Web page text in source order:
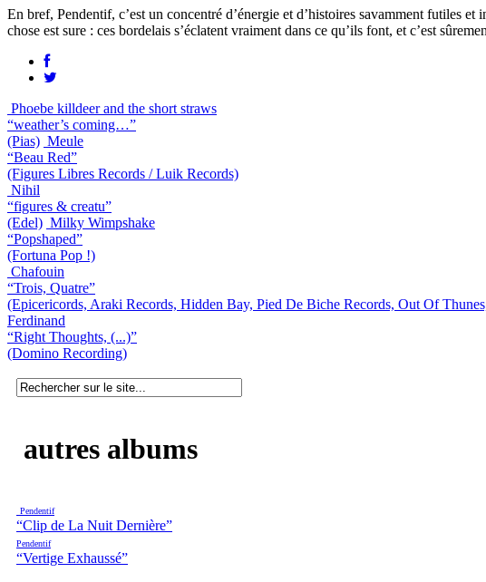
En bref, Pendentif, c’est un concentré d’énergie et d’histoires savamment
chose est sure : ces bordelais s’éclatent vraiment dans ce qu’ils font, et c’est
Phoebe killdeer and the short straws
“weather’s coming…”
(Pias) Meule
“Beau Red”
(Figures Libres Records / Luik Records)
Nihil
“figures & creatu”
(Edel) Milky Wimpshake
“Popshaped”
(Fortuna Pop !)
Chafouin
“Trois, Quatre”
(Epicericords, Araki Records, Hidden Bay, Pied De Biche Records, Out Of
Ferdinand
“Right Thoughts, (...)”
(Domino Recording)
autres albums
Pendentif
“Clip de La Nuit Dernière”
Pendentif
“Vertige Exhaussé”